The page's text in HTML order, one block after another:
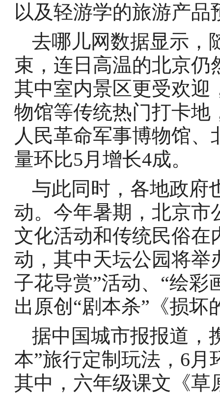
以及轻游学的旅游产品
去哪儿网数据显示，
束，连日高温的北京
其中室内景区更受欢迎
物馆等传统热门打卡地
人民革命军事博物馆
量环比5月增长4成。
与此同时，各地政府
动。今年暑期，北京市
文化活动和传统民俗在
动，其中天坛公园将
子花导赏”活动、“绘彩
出原创“剧本杀”《损坏
据中国城市报报道，
本”旅行定制玩法，6月
其中，六年级课文《草